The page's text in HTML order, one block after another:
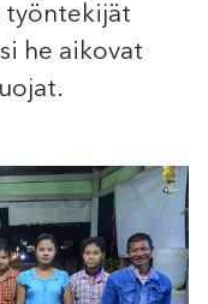
työntekijät
he aikovat